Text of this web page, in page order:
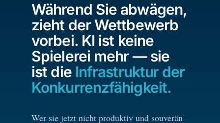
Während Sie abwägen,
zieht der Wettbewerb
vorbei. KI ist keine
Spielerei mehr — sie
ist die Infrastruktur der
Konkurrenzfähigkeit.
Wer sie jetzt nicht produktiv und souverän